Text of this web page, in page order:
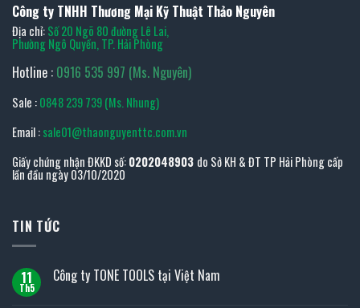
Công ty TNHH Thương Mại Kỹ Thuật Thảo Nguyên
Địa chỉ:Số 20 Ngõ 80 đường Lê Lai,
Phường Ngô Quyền, TP. Hải Phòng
Hotline : 0916 535 997 (Ms. Nguyên)
Sale :0848 239 739 (Ms. Nhung)
Email :sale01@thaonguyenttc.com.vn
Giấy chứng nhận ĐKKD số:0202048903 do Sở KH & ĐT TP Hải Phòng cấp
lần đầu ngày 03/10/2020
TIN TỨC
11
Th5
Công ty TONE TOOLS tại Việt Nam